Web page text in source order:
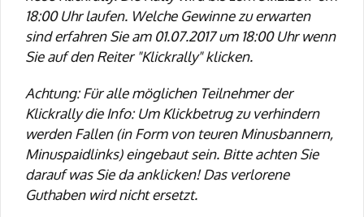
18:00 Uhr laufen. Welche Gewinne zu erwarten
sind erfahren Sie am 01.07.2017 um 18:00 Uhr wenn
Sie auf den Reiter "Klickrally" klicken.
Achtung: Für alle möglichen Teilnehmer der
Klickrally die Info: Um Klickbetrug zu verhindern
werden Fallen (in Form von teuren Minusbannern,
Minuspaidlinks) eingebaut sein. Bitte achten Sie
darauf was Sie da anklicken! Das verlorene
Guthaben wird nicht ersetzt.